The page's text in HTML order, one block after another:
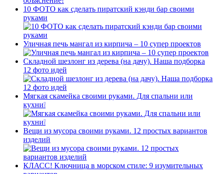
10 ФОТО как сделать пиратский кэнди бар своими
руками
Уличная печь мангал из кирпича – 10 супер проектов
Складной шезлонг из дерева (на дачу). Наша подборка
12 фото идей
Мягкая скамейка своими руками. Для спальни или
кухни❕
Вещи из мусора своими руками. 12 простых вариантов
изделий
КЛАСС! Ключница в морском стиле: 9 изумительных